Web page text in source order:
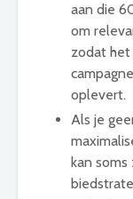
aan die
om
zodat
oplevert.
Als je
kan